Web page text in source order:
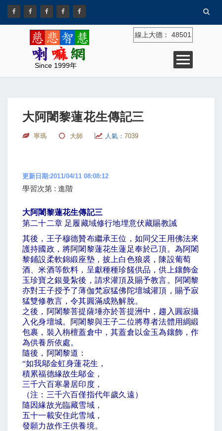
Since 1999年
線上大德： 48501
大阿闍黎蓮花生傳記三
寧瑪 大師 人氣： 7039
更新日期:2011/04/11 08:08:12
學習次第 : 進階
大阿闍黎蓮花生傳記三
第二十二章 足履藏域修行地埋意伏藏賜教誡
其後，王子穆德贊布繼承王位，如同父王用佛法來
護持國政，將阿闍黎蓮花生蓮足奉於己頂。為阿闍
黎鋪設柔軟錦緞座墊，披上白色狼裘，陳設葡萄
酒、米酒等飲料，呈獻種種珍饈供品，供上鑲飾金
玉珍寶之銀曼紮後，請求灌頂及賜予教言。阿闍黎
亦對王子授予了薄伽梵寂猛佛陀壇城灌頂，賜予寂
猛雙修教言，令其圓滿成熟解脫。
之後，阿闍黎菩提薩埵亦於菩提洲中，趨入圓寂攝
入化身壇城。阿闍黎與王子二位將尊者法體用綢緞
包裹，裝入栴檀蓋倉中，其蓋倉以金玉為鑲飾，作
為供養所依處。
隨後，阿闍黎道：
“如我鄔金虹身蓮花生，
積累福德緣故生鄔金，
三千六百寒暑居印度，
（注：三千六百僅指代年歲久遠）
隨因緣故光臨藏雪域，
五十一載安住此雪域，
發願力故作王供養境。